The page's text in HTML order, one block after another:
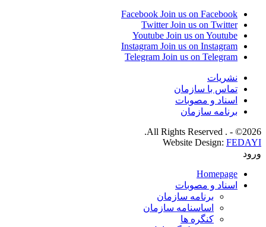
Facebook Join us on Facebook
Twitter Join us on Twitter
Youtube Join us on Youtube
Instagram Join us on Instagram
Telegram Join us on Telegram
نشریات
تماس با سازمان
اسناد و مصوبات
برنامه سازمان
2026© - . All Rights Reserved.
Website Design: FEDAYI
ورود
Homepage
اسناد و مصوبات
برنامه سازمان
اساسنامه سازمان
کنگره ها